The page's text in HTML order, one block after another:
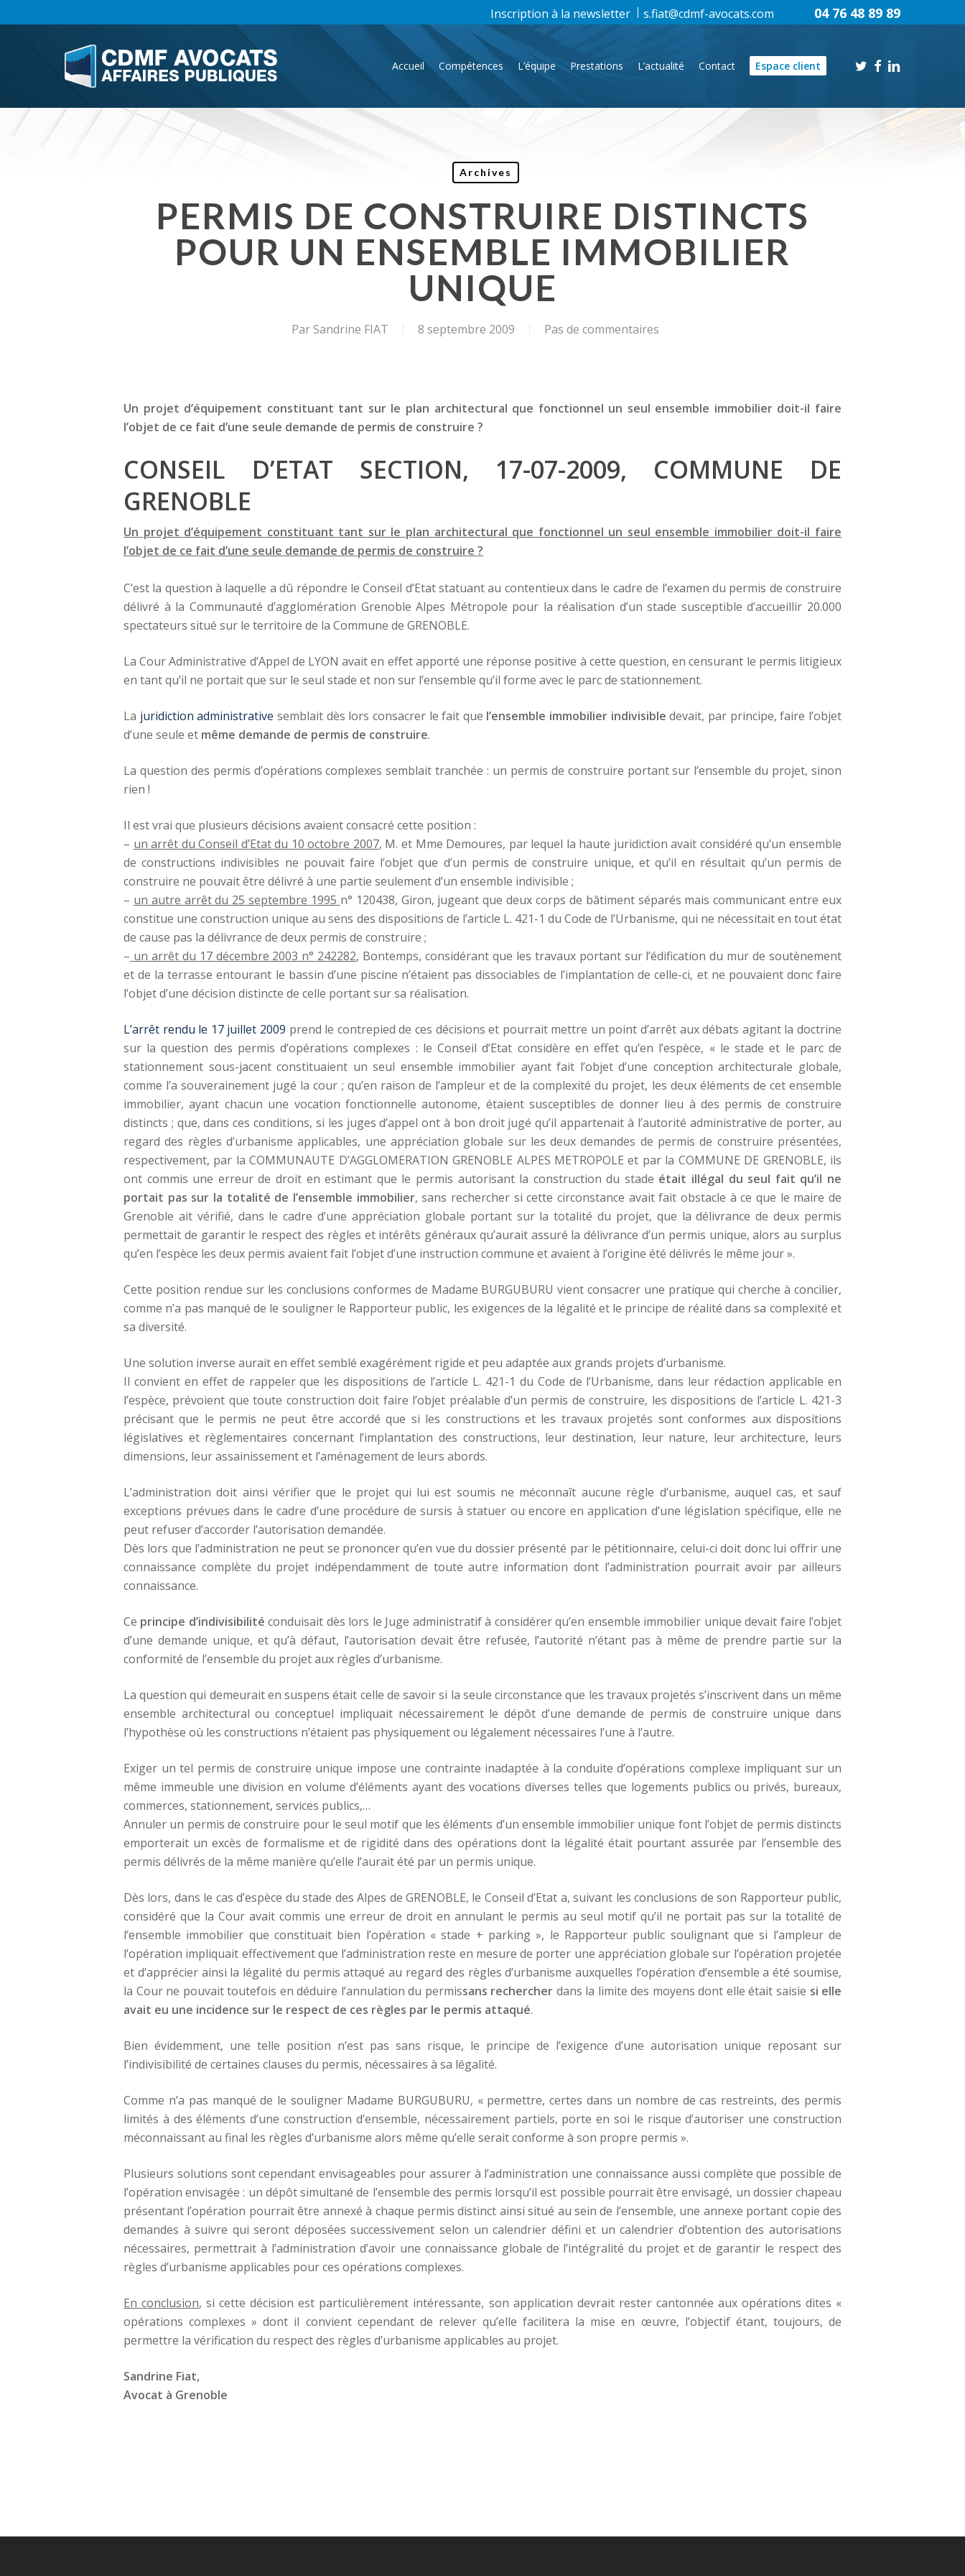
to
Accueil Compétences L’équipe Prestations L’actualité Contact Espace client twitterfacebook
linkedin
Inscription à la newsletter s.fiat@cdmf-avocats.com 04 76 48 89 89
Archives
PERMIS DE CONSTRUIRE DISTINCTS
POUR UN ENSEMBLE IMMOBILIER
UNIQUE
Par Sandrine FIAT 8 septembre 2009 Pas de commentaires
Un projet d’équipement constituant tant sur le plan architectural que fonctionnel un seul ensemble immobilier doit-il faire
l’objet de ce fait d’une seule demande de permis de construire ?
CONSEIL D’ETAT SECTION, 17-07-2009, COMMUNE DE
GRENOBLE
Un projet d’équipement constituant tant sur le plan architectural que fonctionnel un seul ensemble immobilier doit-il faire
l’objet de ce fait d’une seule demande de permis de construire ?
C’est la question à laquelle a dû répondre le Conseil d’Etat statuant au contentieux dans le cadre de l’examen du permis de construire
délivré à la Communauté d’agglomération Grenoble Alpes Métropole pour la réalisation d’un stade susceptible d’accueillir 20.000
spectateurs situé sur le territoire de la Commune de GRENOBLE.
La Cour Administrative d’Appel de LYON avait en effet apporté une réponse positive à cette question, en censurant le permis litigieux
en tant qu’il ne portait que sur le seul stade et non sur l’ensemble qu’il forme avec le parc de stationnement.
La juridiction administrative semblait dès lors consacrer le fait que l’ensemble immobilier indivisibledevait, par principe, faire l’objet
d’une seule et même demande de permis de construire.
La question des permis d’opérations complexes semblait tranchée : un permis de construire portant sur l’ensemble du projet, sinon
rien !
Il est vrai que plusieurs décisions avaient consacré cette position :
– un arrêt du Conseil d’Etat du 10 octobre 2007, M. et Mme Demoures, par lequel la haute juridiction avait considéré qu’un ensemble
de constructions indivisibles ne pouvait faire l’objet que d’un permis de construire unique, et qu’il en résultait qu’un permis de
construire ne pouvait être délivré à une partie seulement d’un ensemble indivisible ;
– un autre arrêt du 25 septembre 1995 n° 120438, Giron, jugeant que deux corps de bâtiment séparés mais communicant entre eux
constitue une construction unique au sens des dispositions de l’article L. 421-1 du Code de l’Urbanisme, qui ne nécessitait en tout état
de cause pas la délivrance de deux permis de construire ;
– un arrêt du 17 décembre 2003 n° 242282, Bontemps, considérant que les travaux portant sur l’édification du mur de soutènement
et de la terrasse entourant le bassin d’une piscine n’étaient pas dissociables de l’implantation de celle-ci, et ne pouvaient donc faire
l’objet d’une décision distincte de celle portant sur sa réalisation.
L’arrêt rendu le 17 juillet 2009 prend le contrepied de ces décisions et pourrait mettre un point d’arrêt aux débats agitant la doctrine
sur la question des permis d’opérations complexes : le Conseil d’Etat considère en effet qu’en l’espèce, « le stade et le parc de
stationnement sous-jacent constituaient un seul ensemble immobilier ayant fait l’objet d’une conception architecturale globale,
comme l’a souverainement jugé la cour ; qu’en raison de l’ampleur et de la complexité du projet, les deux éléments de cet ensemble
immobilier, ayant chacun une vocation fonctionnelle autonome, étaient susceptibles de donner lieu à des permis de construire
distincts ; que, dans ces conditions, si les juges d’appel ont à bon droit jugé qu’il appartenait à l’autorité administrative de porter, au
regard des règles d’urbanisme applicables, une appréciation globale sur les deux demandes de permis de construire présentées,
respectivement, par la COMMUNAUTE D’AGGLOMERATION GRENOBLE ALPES METROPOLE et par la COMMUNE DE GRENOBLE, ils
ont commis une erreur de droit en estimant que le permis autorisant la construction du stade était illégal du seul fait qu’il ne
portait pas sur la totalité de l’ensemble immobilier, sans rechercher si cette circonstance avait fait obstacle à ce que le maire de
Grenoble ait vérifié, dans le cadre d’une appréciation globale portant sur la totalité du projet, que la délivrance de deux permis
permettait de garantir le respect des règles et intérêts généraux qu’aurait assuré la délivrance d’un permis unique, alors au surplus
qu’en l’espèce les deux permis avaient fait l’objet d’une instruction commune et avaient à l’origine été délivrés le même jour ».
Cette position rendue sur les conclusions conformes de Madame BURGUBURU vient consacrer une pratique qui cherche à concilier,
comme n’a pas manqué de le souligner le Rapporteur public, les exigences de la légalité et le principe de réalité dans sa complexité et
sa diversité.
Une solution inverse aurait en effet semblé exagérément rigide et peu adaptée aux grands projets d’urbanisme.
Il convient en effet de rappeler que les dispositions de l’article L. 421-1 du Code de l’Urbanisme, dans leur rédaction applicable en
l’espèce, prévoient que toute construction doit faire l’objet préalable d’un permis de construire, les dispositions de l’article L. 421-3
précisant que le permis ne peut être accordé que si les constructions et les travaux projetés sont conformes aux dispositions
législatives et règlementaires concernant l’implantation des constructions, leur destination, leur nature, leur architecture, leurs
dimensions, leur assainissement et l’aménagement de leurs abords.
L’administration doit ainsi vérifier que le projet qui lui est soumis ne méconnaît aucune règle d’urbanisme, auquel cas, et sauf
exceptions prévues dans le cadre d’une procédure de sursis à statuer ou encore en application d’une législation spécifique, elle ne
peut refuser d’accorder l’autorisation demandée.
Dès lors que l’administration ne peut se prononcer qu’en vue du dossier présenté par le pétitionnaire, celui-ci doit donc lui offrir une
connaissance complète du projet indépendamment de toute autre information dont l’administration pourrait avoir par ailleurs
connaissance.
Ce principe d’indivisibilitéconduisait dès lors le Juge administratif à considérer qu’en ensemble immobilier unique devait faire l’objet
d’une demande unique, et qu’à défaut, l’autorisation devait être refusée, l’autorité n’étant pas à même de prendre partie sur la
conformité de l’ensemble du projet aux règles d’urbanisme.
La question qui demeurait en suspens était celle de savoir si la seule circonstance que les travaux projetés s’inscrivent dans un même
ensemble architectural ou conceptuel impliquait nécessairement le dépôt d’une demande de permis de construire unique dans
l’hypothèse où les constructions n’étaient pas physiquement ou légalement nécessaires l’une à l’autre.
Exiger un tel permis de construire unique impose une contrainte inadaptée à la conduite d’opérations complexe impliquant sur un
même immeuble une division en volume d’éléments ayant des vocations diverses telles que logements publics ou privés, bureaux,
commerces, stationnement, services publics,…
Annuler un permis de construire pour le seul motif que les éléments d’un ensemble immobilier unique font l’objet de permis distincts
emporterait un excès de formalisme et de rigidité dans des opérations dont la légalité était pourtant assurée par l’ensemble des
permis délivrés de la même manière qu’elle l’aurait été par un permis unique.
Dès lors, dans le cas d’espèce du stade des Alpes de GRENOBLE, le Conseil d’Etat a, suivant les conclusions de son Rapporteur public,
considéré que la Cour avait commis une erreur de droit en annulant le permis au seul motif qu’il ne portait pas sur la totalité de
l’ensemble immobilier que constituait bien l’opération « stade + parking », le Rapporteur public soulignant que si l’ampleur de
l’opération impliquait effectivement que l’administration reste en mesure de porter une appréciation globale sur l’opération projetée
et d’apprécier ainsi la légalité du permis attaqué au regard des règles d’urbanisme auxquelles l’opération d’ensemble a été soumise,
la Cour ne pouvait toutefois en déduire l’annulation du permissans rechercher dans la limite des moyens dont elle était saisie si elle
avait eu une incidence sur le respect de ces règles par le permis attaqué.
Bien évidemment, une telle position n’est pas sans risque, le principe de l’exigence d’une autorisation unique reposant sur
l’indivisibilité de certaines clauses du permis, nécessaires à sa légalité.
Comme n’a pas manqué de le souligner Madame BURGUBURU, « permettre, certes dans un nombre de cas restreints, des permis
limités à des éléments d’une construction d’ensemble, nécessairement partiels, porte en soi le risque d’autoriser une construction
méconnaissant au final les règles d’urbanisme alors même qu’elle serait conforme à son propre permis ».
Plusieurs solutions sont cependant envisageables pour assurer à l’administration une connaissance aussi complète que possible de
l’opération envisagée : un dépôt simultané de l’ensemble des permis lorsqu’il est possible pourrait être envisagé, un dossier chapeau
présentant l’opération pourrait être annexé à chaque permis distinct ainsi situé au sein de l’ensemble, une annexe portant copie des
demandes à suivre qui seront déposées successivement selon un calendrier défini et un calendrier d’obtention des autorisations
nécessaires, permettrait à l’administration d’avoir une connaissance globale de l’intégralité du projet et de garantir le respect des
règles d’urbanisme applicables pour ces opérations complexes.
En conclusion, si cette décision est particulièrement intéressante, son application devrait rester cantonnée aux opérations dites «
opérations complexes » dont il convient cependant de relever qu’elle facilitera la mise en œuvre, l’objectif étant, toujours, de
permettre la vérification du respect des règles d’urbanisme applicables au projet.
Sandrine Fiat,
Avocat à Grenoble